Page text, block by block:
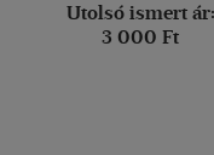
Utolsó ismert ár:
3 000 Ft